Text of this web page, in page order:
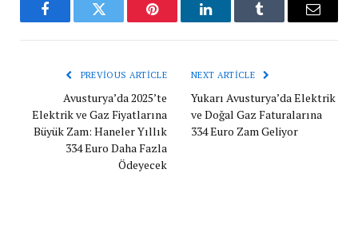
FacebookTwitter Pinterest LinkedInTumblr Email
PREVIOUS ARTICLE
Avusturya’da 2025’te
Elektrik ve Gaz Fiyatlarına
Büyük Zam: Haneler Yıllık
334 Euro Daha Fazla
Ödeyecek
NEXT ARTICLE
Yukarı Avusturya’da Elektrik
ve Doğal Gaz Faturalarına
334 Euro Zam Geliyor